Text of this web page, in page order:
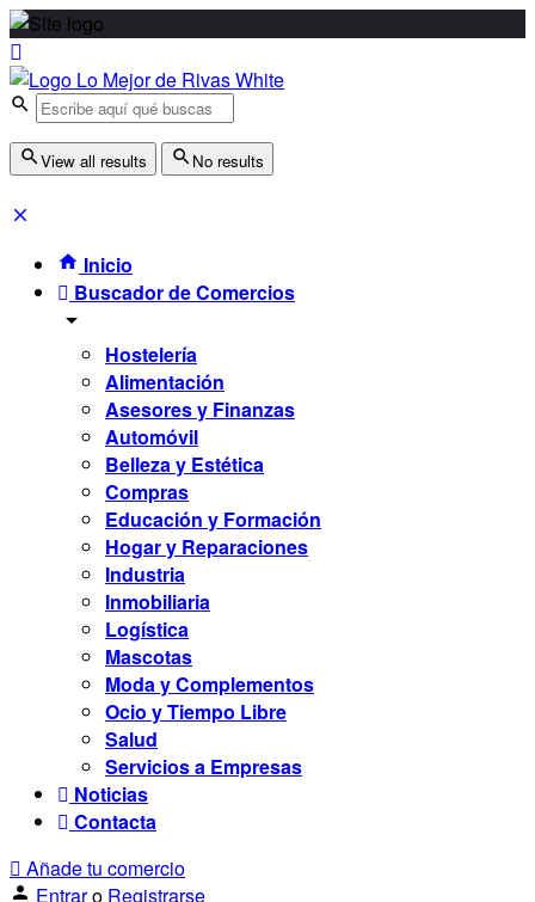
View all results No results
Inicio
Buscador de Comercios
Hostelería
Alimentación
Asesores y Finanzas
Automóvil
Belleza y Estética
Compras
Educación y Formación
Hogar y Reparaciones
Industria
Inmobiliaria
Logística
Mascotas
Moda y Complementos
Ocio y Tiempo Libre
Salud
Servicios a Empresas
Noticias
Contacta
Añade tu comercio
Entraro Registrarse